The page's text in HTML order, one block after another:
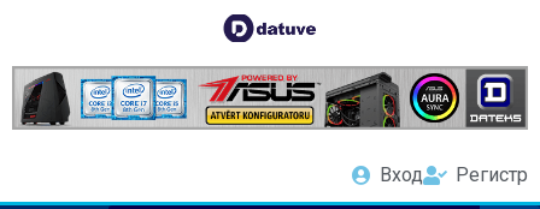
Вход Регистр